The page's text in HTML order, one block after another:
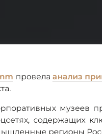
провелаанализ
содержащих
регионы